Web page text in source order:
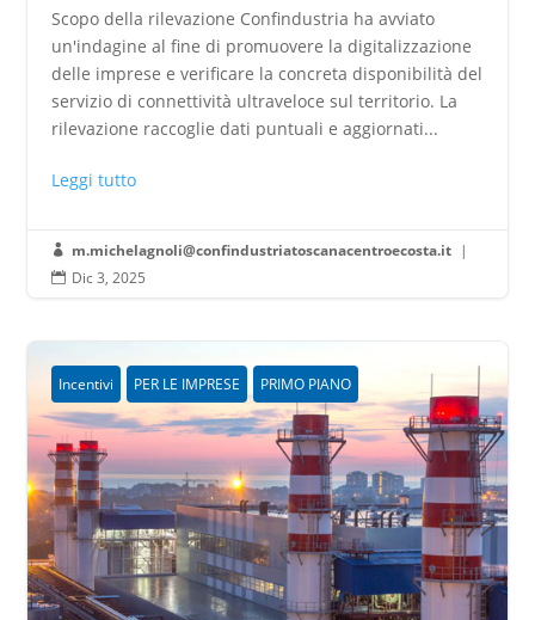
Scopo della rilevazione Confindustria ha avviato
un'indagine al fine di promuovere la digitalizzazione
delle imprese e verificare la concreta disponibilità del
servizio di connettività ultraveloce sul territorio. La
rilevazione raccoglie dati puntuali e aggiornati...
Leggi tutto
 m.michelagnoli@confindustriatoscanacentroecosta.it |
 Dic 3, 2025
Incentivi PER LE IMPRESE PRIMO PIANO